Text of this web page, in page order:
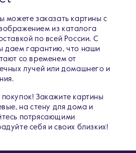
можете заказать картины с
из каталога
по всей России. С
даем гарантию, что наши
со временем от
лучей или домашнего и
Закажите картины
на стену для дома и
потрясающими
себя и своих близких!